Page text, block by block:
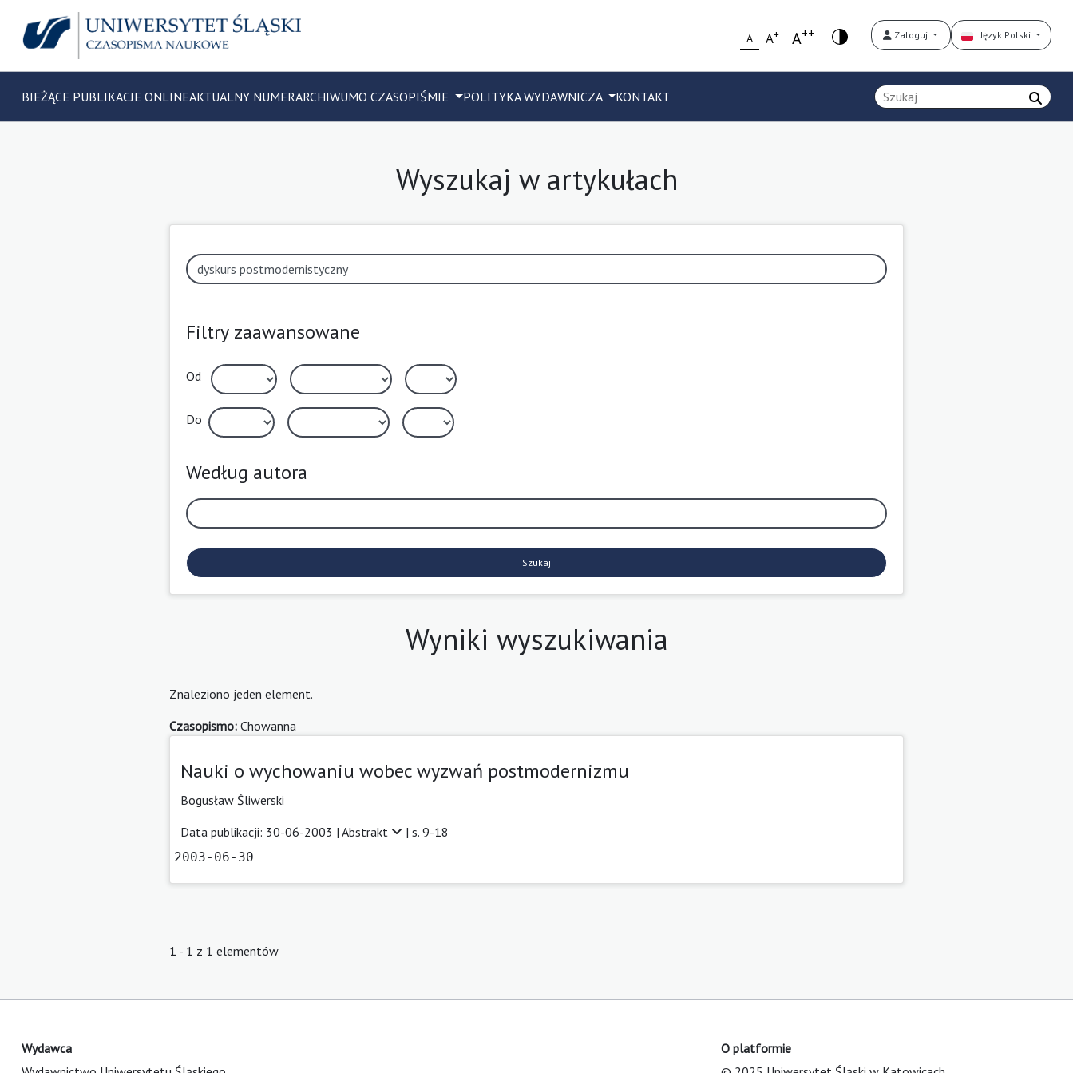
A A+ A++ Zaloguj Język Polski
BIEŻĄCE PUBLIKACJE ONLINEAKTUALNY NUMERARCHIWUMO CZASOPIŚMIE POLITYKA WYDAWNICZA KONTAKT
Wyszukaj w artykułach
Filtry zaawansowane
Od
Do
Według autora
Szukaj
Wyniki wyszukiwania
Znaleziono jeden element.
Czasopismo: Chowanna
Nauki o wychowaniu wobec wyzwań postmodernizmu
Bogusław Śliwerski
Data publikacji: 30-06-2003 | Abstrakt | s. 9-18
2003-06-30
1 - 1 z 1 elementów
Wydawca
O platformie